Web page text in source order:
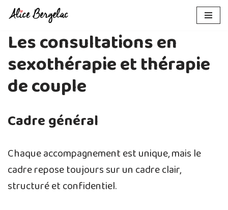
au
contenu
Les consultations en
sexothérapie et thérapie
de couple
Cadre général
Chaque accompagnement est unique, mais le
cadre repose toujours sur un cadre clair,
structuré et confidentiel.